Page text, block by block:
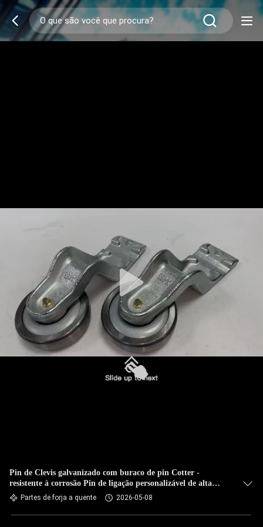
Pin de Clevis galvanizado com buraco de pin Cotter -
resistente à corrosão Pin de ligação personalizável de alta
resistência para carrinhos de transporte aéreo
Partes de forja a quente 2026-05-08